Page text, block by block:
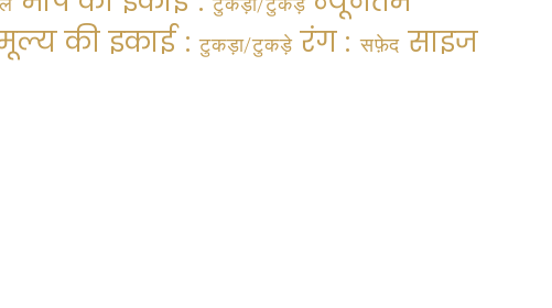
की इकाई :टुकड़ा/टुकड़े रंग :सफ़ेद साइज